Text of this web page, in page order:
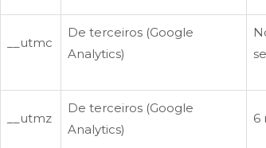
__utmc
De terceiros (Google
Analytics)
__utmz
De terceiros (Google
Analytics)
6